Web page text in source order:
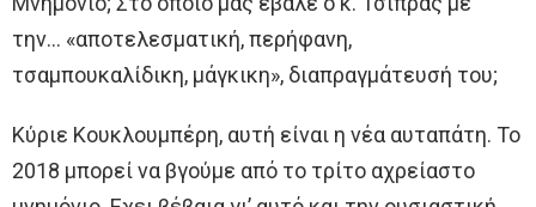
την… «αποτελεσματική, περήφανη,
τσαμπουκαλίδικη, μάγκικη», διαπραγμάτευσή του;
Κύριε Κουκλουμπέρη, αυτή είναι η νέα αυταπάτη. Το
2018 μπορεί να βγούμε από το τρίτο αχρείαστο